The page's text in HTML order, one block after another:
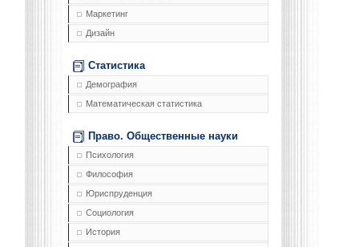
Маркетинг
Дизайн
Статистика
Демография
Математическая статистика
Право. Общественные науки
Психология
Философия
Юриспруденция
Социология
История